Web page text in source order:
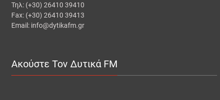
Τηλ: (+30) 26410 39410
Fax: (+30) 26410 39413
Email: info@dytikafm.gr
Ακούστε Τον Δυτικά FM